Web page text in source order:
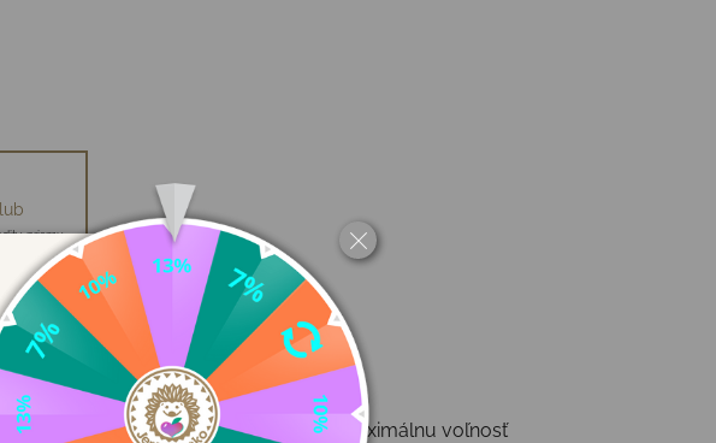
priamu
chodidlá
sú navrhnuté tak, aby poskytovali maximálnu voľnosť